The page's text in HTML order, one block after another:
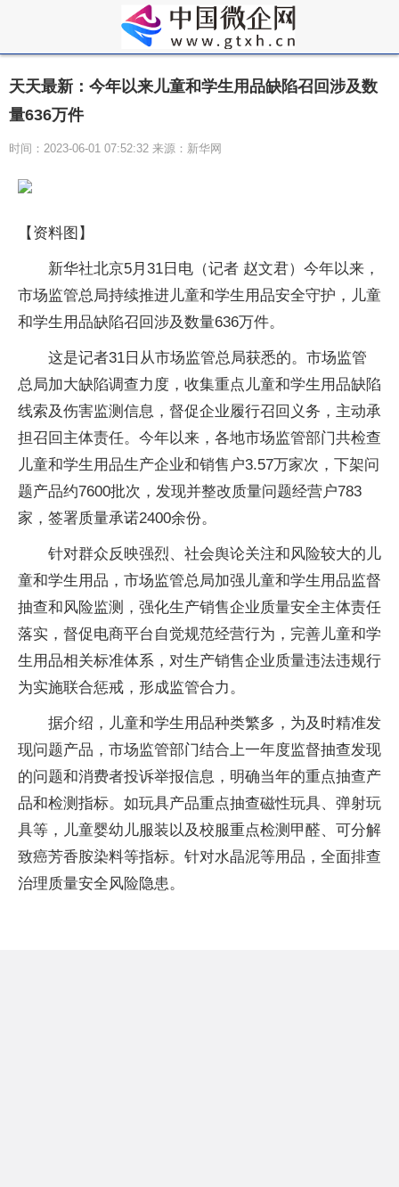
天天最新：今年以来儿童和学生用品缺陷召回涉及数
量636万件
时间：2023-06-01 07:52:32 来源：新华网
【资料图】
新华社北京5月31日电（记者 赵文君）今年以来，
市场监管总局持续推进儿童和学生用品安全守护，儿童
和学生用品缺陷召回涉及数量636万件。
这是记者31日从市场监管总局获悉的。市场监管
总局加大缺陷调查力度，收集重点儿童和学生用品缺陷
线索及伤害监测信息，督促企业履行召回义务，主动承
担召回主体责任。今年以来，各地市场监管部门共检查
儿童和学生用品生产企业和销售户3.57万家次，下架问
题产品约7600批次，发现并整改质量问题经营户783
家，签署质量承诺2400余份。
针对群众反映强烈、社会舆论关注和风险较大的儿
童和学生用品，市场监管总局加强儿童和学生用品监督
抽查和风险监测，强化生产销售企业质量安全主体责任
落实，督促电商平台自觉规范经营行为，完善儿童和学
生用品相关标准体系，对生产销售企业质量违法违规行
为实施联合惩戒，形成监管合力。
据介绍，儿童和学生用品种类繁多，为及时精准发
现问题产品，市场监管部门结合上一年度监督抽查发现
的问题和消费者投诉举报信息，明确当年的重点抽查产
品和检测指标。如玩具产品重点抽查磁性玩具、弹射玩
具等，儿童婴幼儿服装以及校服重点检测甲醛、可分解
致癌芳香胺染料等指标。针对水晶泥等用品，全面排查
治理质量安全风险隐患。